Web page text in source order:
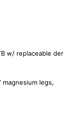
w/ replaceable der
magnesium legs,